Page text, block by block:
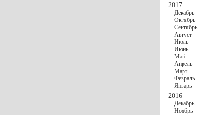
2017
Декабрь
Октябрь
Сентябрь
Август
Июль
Июнь
Май
Апрель
Март
Февраль
Январь
2016
Декабрь
Ноябрь